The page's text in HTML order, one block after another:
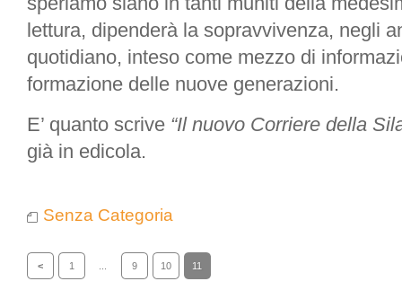
lettura, dipenderà la sopravvivenza, negli
quotidiano, inteso come mezzo di
formazione delle nuove generazioni.
E’ quanto scrive “Il nuovo Corriere della
già in edicola.
Senza Categoria
< 1 9 10 11